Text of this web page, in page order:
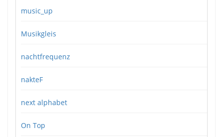
music_up
Musikgleis
nachtfrequenz
nakteF
next alphabet
On Top